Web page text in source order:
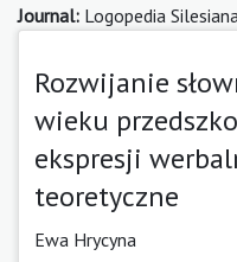
Journal: Logopedia Silesiana
Rozwijanie
wieku
ekspresji
teoretyczne
Ewa Hrycyna